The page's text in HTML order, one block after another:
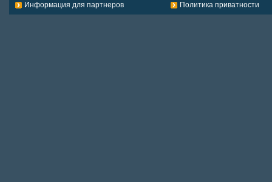
Информация для партнеров
Политика приватности